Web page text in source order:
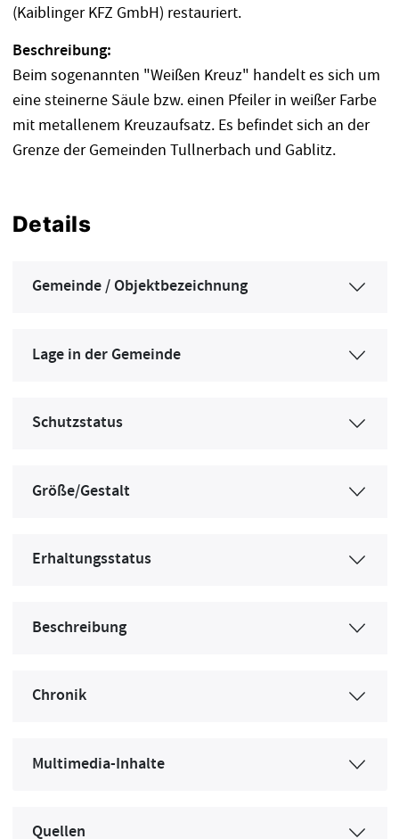
(Kaiblinger KFZ GmbH) restauriert.
Beschreibung:
Beim sogenannten "Weißen Kreuz" handelt es sich um
eine steinerne Säule bzw. einen Pfeiler in weißer Farbe
mit metallenem Kreuzaufsatz. Es befindet sich an der
Grenze der Gemeinden Tullnerbach und Gablitz.
Details
Gemeinde / Objektbezeichnung
Lage in der Gemeinde
Schutzstatus
Größe/Gestalt
Erhaltungsstatus
Beschreibung
Chronik
Multimedia-Inhalte
Quellen